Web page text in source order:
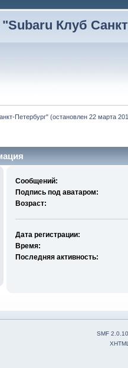
Клуб
Петербург" (остановлен 22 марта
Сообщений:
Подпись под аватаром:
Возраст:
Дата регистрации:
Время:
Последняя активность:
SMF 2.0.10